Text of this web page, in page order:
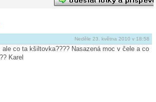
Neděle 23. května 2010 v 18:58
ale co ta kšiltovka???? Nasazená moc v čele a co
Karel